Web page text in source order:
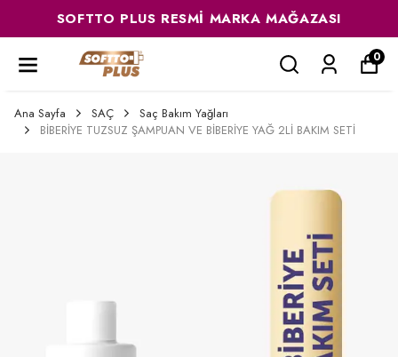
SOFTTO PLUS RESMI MARKA MAĞAZASI
0
Ana Sayfa SAÇ
Saç Bakım Yağları
BİBERİYE TUZSUZ ŞAMPUAN VE BİBERİYE YAĞ 2Lİ BAKIM SETİ